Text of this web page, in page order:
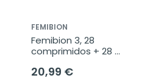
FEMIBION
Femibion 3, 28
comprimidos + 28
20,99 €